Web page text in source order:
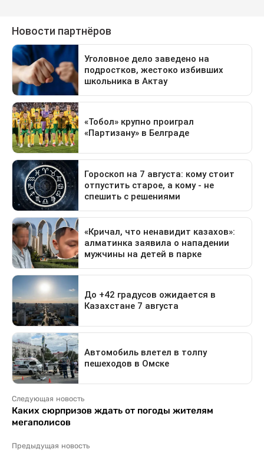
Следующая новость
Каких сюрпризов ждать от погоды жителям
мегаполисов
Предыдущая новость